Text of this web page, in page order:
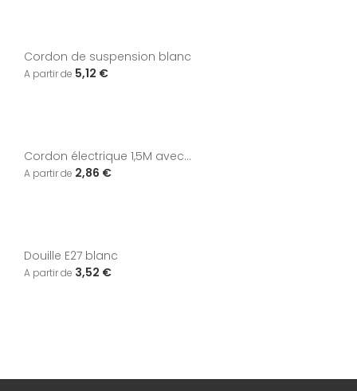
Cordon de suspension blanc
5,12 €
Cordon électrique 1,5M avec...
2,86 €
Douille E27 blanc
3,52 €